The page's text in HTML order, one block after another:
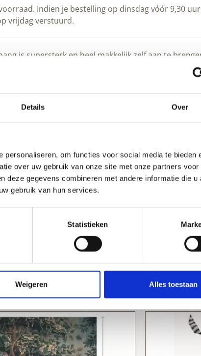
Details Over
om functies voor social media te bieden
over uw gebruik van onze site met onze partners voor
deze gegevens combineren met andere informatie die u
gebruik van hun services.
Statistieken
Weigeren Alles toestaan
Indien je bestelling op dinsdag vóór 9,30
vrijdag verstuurd.
is supersterk en heel makkelijk zelf aan te
AANMELDEN